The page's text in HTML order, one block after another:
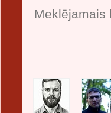
Meklējamais